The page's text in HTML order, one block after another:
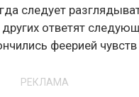
следует
ответят
феерией чувств
РЕКЛАМА